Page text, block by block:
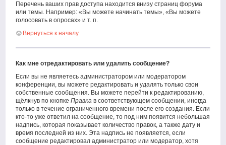
Перечень ваших прав доступа находится внизу страниц форума
или темы. Например: «Вы можете начинать темы», «Вы можете
голосовать в опросах» и т. п.
Вернуться к началу
Как мне отредактировать или удалить сообщение?
Если вы не являетесь администратором или модератором
конференции, вы можете редактировать и удалять только свои
собственные сообщения. Вы можете перейти к редактированию,
щёлкнув по кнопкеПравка в соответствующем сообщении, иногда
только в течение ограниченного времени после его создания. Если
кто-то уже ответил на сообщение, то под ним появится небольшая
надпись, которая показывает количество правок, а также дату и
время последней из них. Эта надпись не появляется, если
сообщение редактировал администратор или модератор, хотя